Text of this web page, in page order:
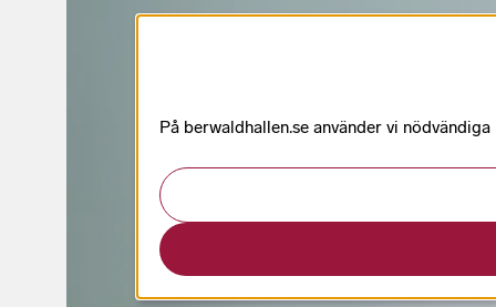
På berwaldhallen.se använder vi